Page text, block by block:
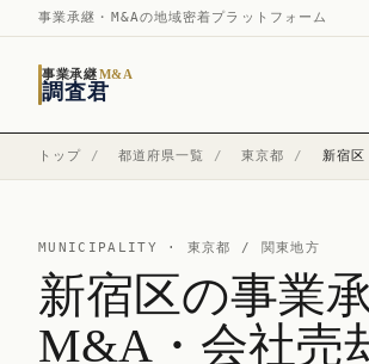
事業承継・M&Aの地域密着プラットフォーム
事業承継M&A
調査君
トップ / 都道府県一覧 / 東京都 / 新宿区
MUNICIPALITY · 東京都 / 関東地方
新宿区の事業
M&A・会社売